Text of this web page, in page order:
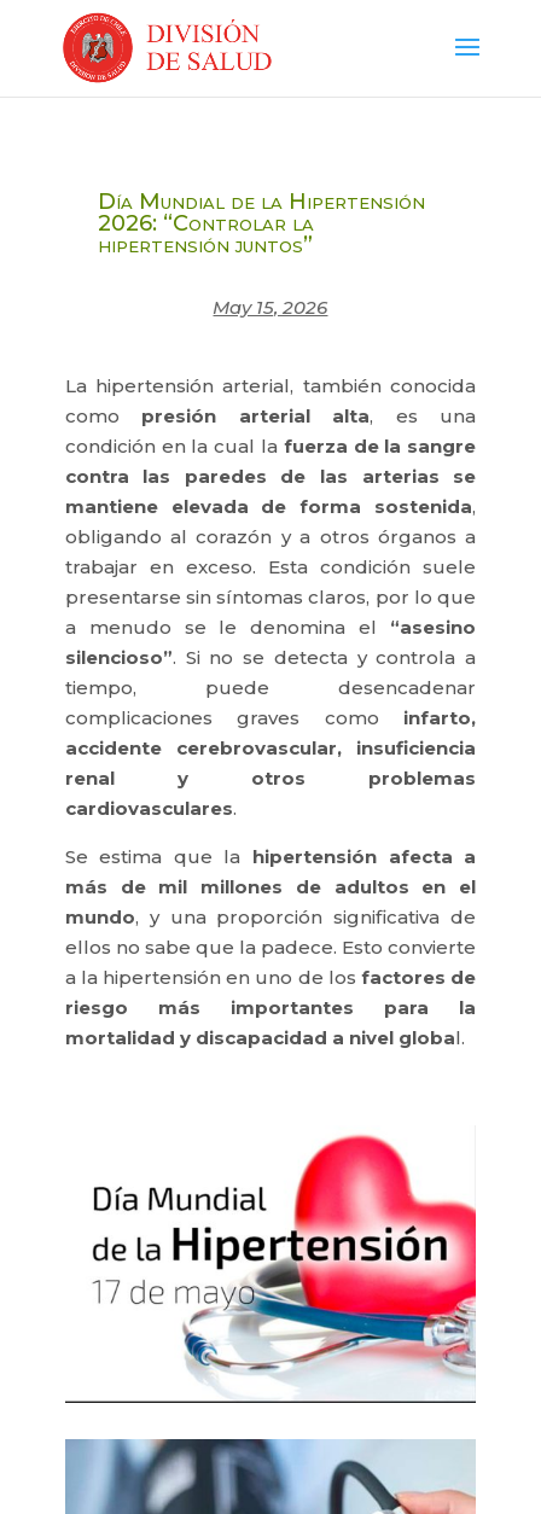
Día Mundial de la Hipertensión
2026: “Controlar la
hipertensión juntos”
May 15, 2026
​La hipertensión arterial, también conocida
como presión arterial alta, es una
condición en la cual la fuerza de la sangre
contra las paredes de las arterias se
mantiene elevada de forma sostenida,
obligando al corazón y a otros órganos a
trabajar en exceso. Esta condición suele
presentarse sin síntomas claros, por lo que
a menudo se le denomina el “asesino
silencioso”. Si no se detecta y controla a
tiempo, puede desencadenar
complicaciones graves como infarto,
accidente cerebrovascular, insuficiencia
renal y otros problemas
cardiovasculares.
Se estima que la hipertensión afecta a
más de mil millones de adultos en el
mundo, y una proporción significativa de
ellos no sabe que la padece. Esto convierte
a la hipertensión en uno de losfactores de
riesgo más importantes para la
mortalidad y discapacidad a nivel global.